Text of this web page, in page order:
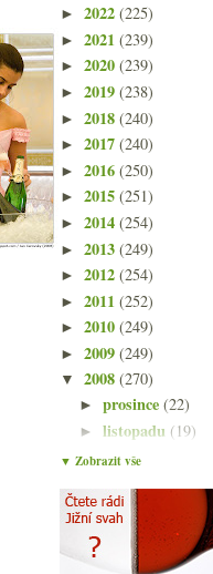
► 2022 (225)
► 2021 (239)
► 2020 (239)
► 2019 (238)
► 2018 (240)
► 2017 (240)
► 2016 (250)
► 2015 (251)
► 2014 (254)
► 2013 (249)
► 2012 (254)
► 2011 (252)
► 2010 (249)
► 2009 (249)
▼ 2008 (270)
►prosince(22)
►listopadu (19)
►října(22)
►srpna
► července(23)
▼ června (25)
▼ Zobrazit vše